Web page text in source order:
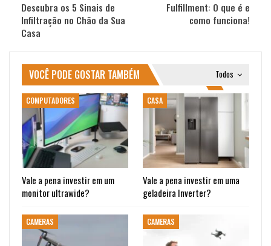
Descubra os 5 Sinais de
Infiltração no Chão da Sua
Casa
Fulfillment: O que é e
como funciona!
Todos
VOCÊ PODE GOSTAR TAMBÉM
COMPUTADORES
Vale a pena investir em um
monitor ultrawide?
CASA
Vale a pena investir em uma
geladeira Inverter?
CAMERAS CAMERAS